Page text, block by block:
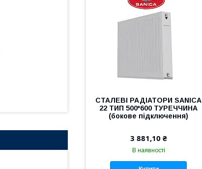
СТАЛЕВІ РАДІАТОРИ SANICA
22 ТИП 500*600 ТУРЕЧЧИНА
(бокове підключення)
3 881,10 ₴
В наявності